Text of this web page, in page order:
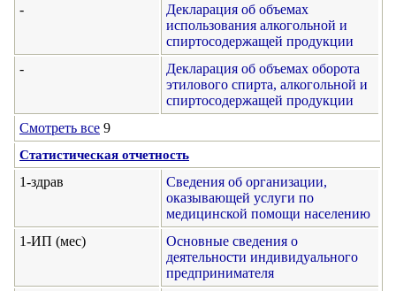
-
Декларация об объемах
использования алкогольной и
спиртосодержащей продукции
-
Декларация об объемах оборота
этилового спирта, алкогольной и
спиртосодержащей продукции
Смотреть все 9
Статистическая отчетность
1-здрав
Сведения об организации,
оказывающей услуги по
медицинской помощи населению
1-ИП (мес)
Основные сведения о
деятельности индивидуального
предпринимателя